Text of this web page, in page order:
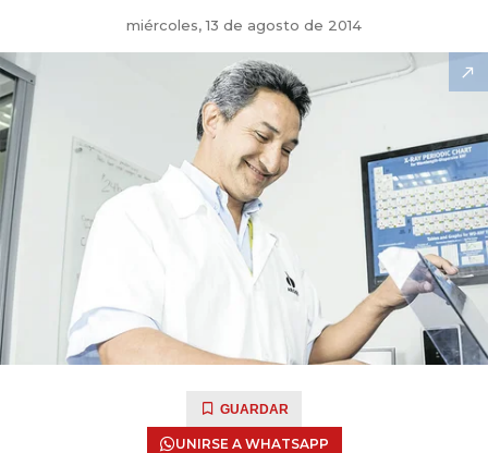
miércoles, 13 de agosto de 2014
GUARDAR
UNIRSE A WHATSAPP